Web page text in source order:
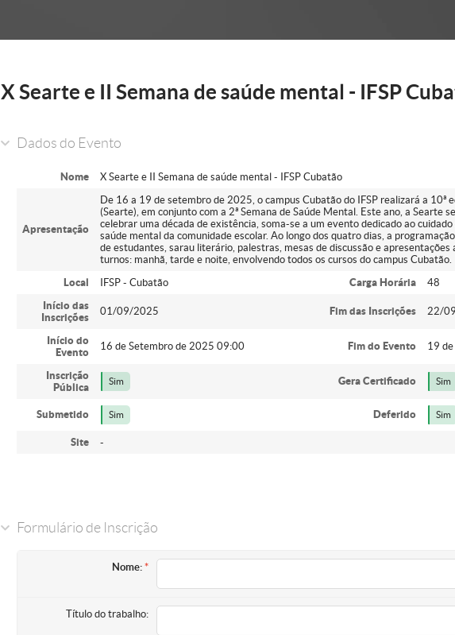
X Searte e II Semana de saúde mental - IFSP
Dados do Evento
Nome X Searte e II Semana de saúde mental - IFSP Cubatão
Apresentação
De 16 a 19 de setembro de 2025, o campus Cubatão do IFSP realizará a 10ª
(Searte), em conjunto com a 2ª Semana de Saúde Mental. Este ano, a Searte
celebrar uma década de existência, soma-se a um evento dedicado ao
saúde mental da comunidade escolar. Ao longo dos quatro dias, a
de estudantes, sarau literário, palestras, mesas de discussão e
turnos: manhã, tarde e noite, envolvendo todos os cursos do campus Cubatão.
Local
IFSP - Cubatão Carga Horária
48
Início das
Inscrições
01/09/2025 Fim das Inscrições 22/
Início do
Evento
16 de Setembro de 2025 09:00 Fim do Evento 19
Inscrição
Pública
Sim Gera Certificado Sim
Submetido Sim Deferido Sim
Site -
Formulário de Inscrição
Nome:
Título do trabalho: